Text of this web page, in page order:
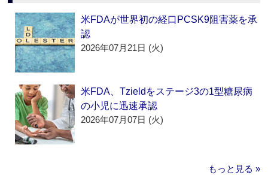
米FDAが世界初の経口PCSK9阻害薬を承
認
2026年07月21日 (火)
米FDA、Tzieldをステージ3の1型糖尿病
の小児に迅速承認
2026年07月07日 (火)
もっと見る »